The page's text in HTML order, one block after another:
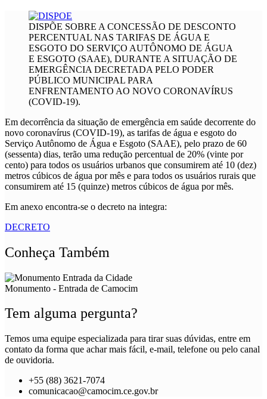
DISPÕE SOBRE A CONCESSÃO DE DESCONTO
PERCENTUAL NAS TARIFAS DE ÁGUA E
ESGOTO DO SERVIÇO AUTÔNOMO DE ÁGUA
E ESGOTO (SAAE), DURANTE A SITUAÇÃO DE
EMERGÊNCIA DECRETADA PELO PODER
PÚBLICO MUNICIPAL PARA
ENFRENTAMENTO AO NOVO CORONAVÍRUS
(COVID-19).
Em decorrência da situação de emergência em saúde decorrente do
novo coronavírus (COVID-19), as tarifas de água e esgoto do
Serviço Autônomo de Água e Esgoto (SAAE), pelo prazo de 60
(sessenta) dias, terão uma redução percentual de 20% (vinte por
cento) para todos os usuários urbanos que consumirem até 10 (dez)
metros cúbicos de água por mês e para todos os usuários rurais que
consumirem até 15 (quinze) metros cúbicos de água por mês.
Em anexo encontra-se o decreto na integra:
DECRETO
Conheça Também
Monumento - Entrada de Camocim
Tem alguma pergunta?
Temos uma equipe especializada para tirar suas dúvidas, entre em
contato da forma que achar mais fácil, e-mail, telefone ou pelo canal
de ouvidoria.
+55 (88) 3621-7074
comunicacao@camocim.ce.gov.br